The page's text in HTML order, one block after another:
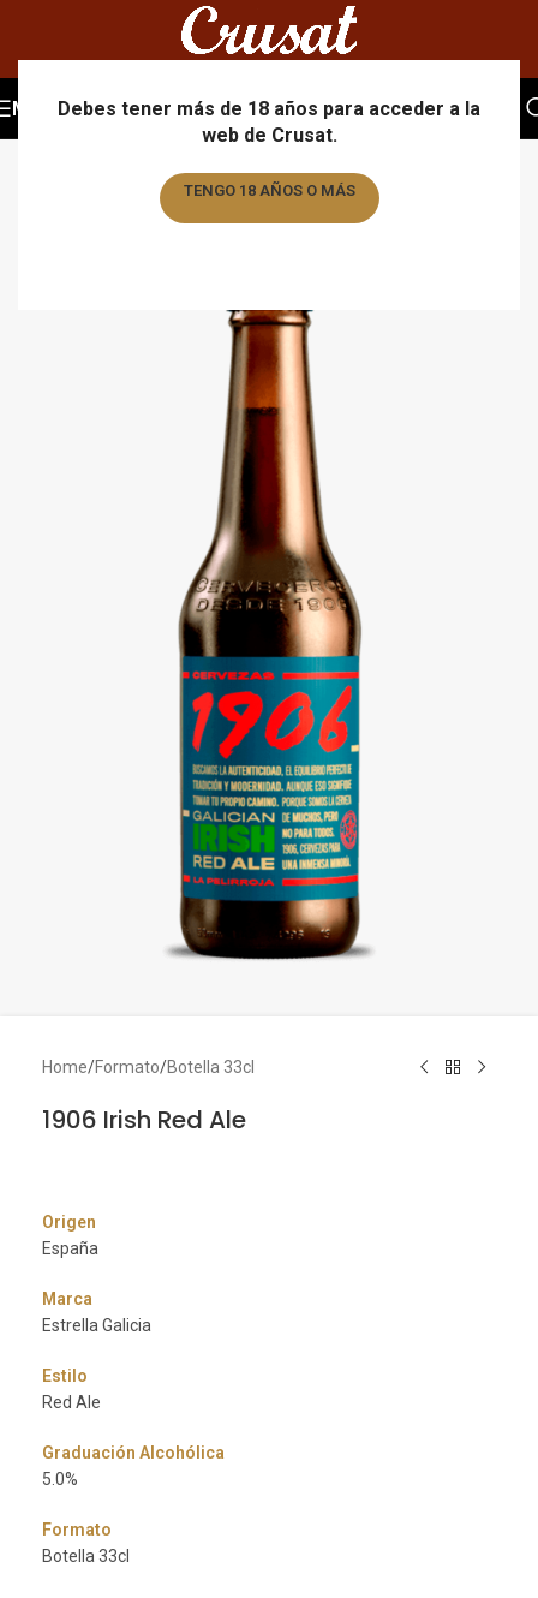
Debes tener más de 18 años para acceder a la
web de Crusat.
TENGO 18 AÑOS O MÁS
MENU
Home/Formato/Botella 33cl
1906 Irish Red Ale
Origen
España
Marca
Estrella Galicia
Estilo
Red Ale
Graduación Alcohólica
5.0%
Formato
Botella 33cl